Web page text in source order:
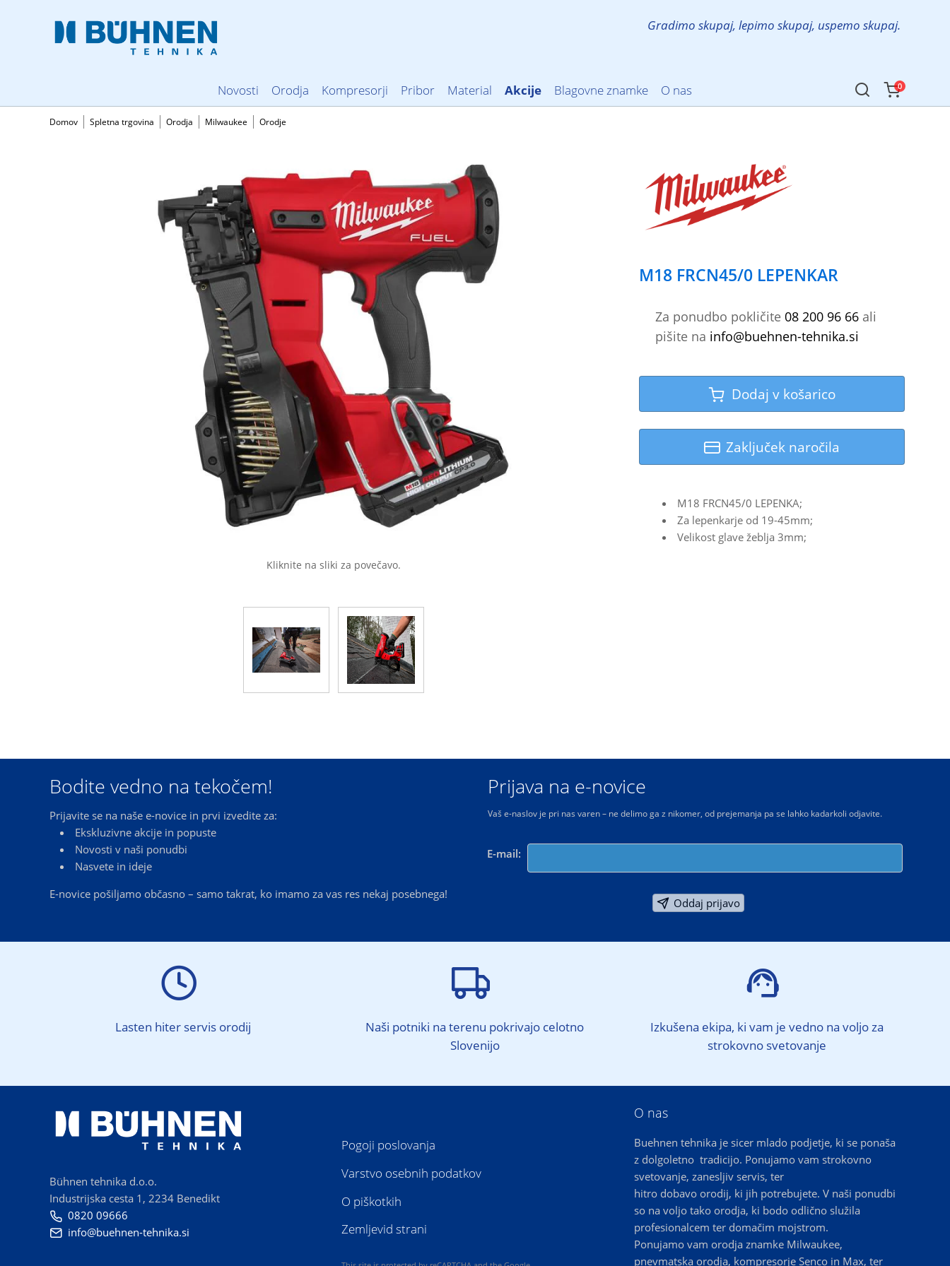
Gradimo skupaj, lepimo skupaj, uspemo skupaj.
Novosti Orodja Kompresorji Pribor Material Akcije Blagovne znamke O nas 0
Domov Spletna trgovina Orodja Milwaukee Orodje
Kliknite na sliki za povečavo.
M18 FRCN45/0 LEPENKAR
Za ponudbo pokličite 08 200 96 66ali
pišite na info@buehnen-tehnika.si
Dodaj v košarico
Zaključek naročila
M18 FRCN45/0 LEPENKA;
Za lepenkarje od 19-45mm;
Velikost glave žeblja 3mm;
Bodite vedno na tekočem!
Prijavite se na naše e-novice in prvi izvedite za:
Ekskluzivne akcije in popuste
Novosti v naši ponudbi
Nasvete in ideje
E-novice pošiljamo občasno – samo takrat, ko imamo za vas res nekaj posebnega!
Prijava na e-novice
Vaš e-naslov je pri nas varen – ne delimo ga z nikomer, od prejemanja pa se lahko kadarkoli odjavite.
E-mail:
Oddaj prijavo

Lasten hiter servis orodij

Naši potniki na terenu pokrivajo celotno
Slovenijo

Izkušena ekipa, ki vam je vedno na voljo za
strokovno svetovanje
Bühnen tehnika d.o.o.
Industrijska cesta 1, 2234 Benedikt
 0820 09666
 info@buehnen-tehnika.si
Pogoji poslovanja
Varstvo osebnih podatkov
O piškotkih
Zemljevid strani
O nas
Buehnen tehnika je sicer mlado podjetje, ki se ponaša
z dolgoletno tradicijo. Ponujamo vam strokovno
svetovanje, zanesljiv servis, ter
hitro dobavo orodij, ki jih potrebujete. V naši ponudbi
so na voljo tako orodja, ki bodo odlično služila
profesionalcem ter domačim mojstrom.
Ponujamo vam orodja znamke Milwaukee,
pnevmatska orodja, kompresorje Senco in Max, ter